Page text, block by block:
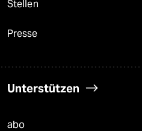
Stellen
Presse
Unterstützen
abo